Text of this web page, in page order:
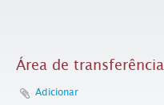
Área de transferência
Adicionar